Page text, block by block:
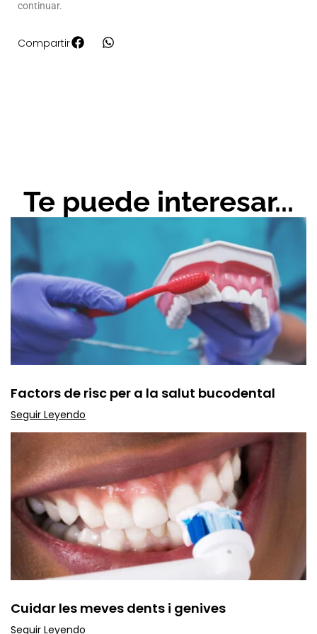
continuar.
Compartir
Te puede interesar...
Factors de risc per a la salut bucodental
Seguir Leyendo
Cuidar les meves dents i genives
Seguir Leyendo